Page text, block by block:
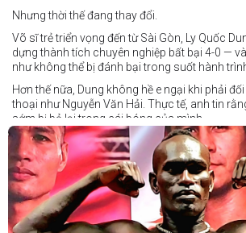
Nhưng thời thế đang thay đổi.
Võ sĩ trẻ triển vọng đến từ Sài Gòn, Ly Quốc
dựng thành tích chuyên nghiệp bất bại 4-0 —
như không thể bị đánh bại trong suốt hành
Hơn thế nữa, Dung không hề e ngại khi phải
thoại như Nguyễn Văn Hải. Thực tế, anh tin
sớm bị bỏ lại trong cái bóng của mình.
Dung nói rằng anh quá nhanh, quá khó nắm
điển trai đối với “Hanoi Hitman”.
Và biết đâu anh ấy đúng.
Chúng ta sẽ có câu trả lời vào Chủ Nhật, ngày